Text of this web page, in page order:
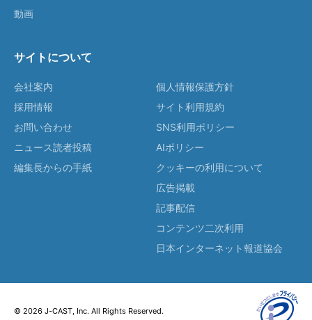
動画
サイトについて
会社案内
採用情報
お問い合わせ
ニュース読者投稿
編集長からの手紙
個人情報保護方針
サイト利用規約
SNS利用ポリシー
AIポリシー
クッキーの利用について
広告掲載
記事配信
コンテンツ二次利用
日本インターネット報道協会
© 2026 J-CAST, Inc. All Rights Reserved.